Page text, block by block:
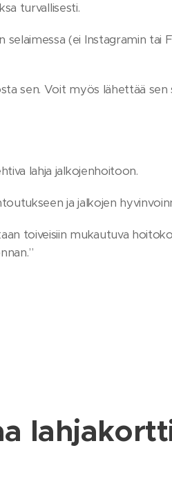
turvallisesti.
(ei Instagramin tai
sen. Voit myös lähettää sen
lahja jalkojenhoitoon.
ja jalkojen
toiveisiin mukautuva